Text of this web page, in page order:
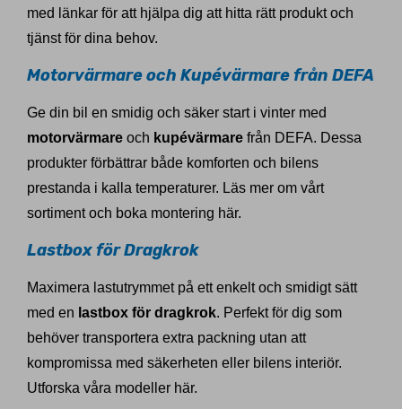
med länkar för att hjälpa dig att hitta rätt produkt och
tjänst för dina behov.
Motorvärmare och Kupévärmare från DEFA
Ge din bil en smidig och säker start i vinter med
motorvärmare och kupévärmare från DEFA. Dessa
produkter förbättrar både komforten och bilens
prestanda i kalla temperaturer. Läs mer om vårt
sortiment och boka montering här.
Lastbox för Dragkrok
Maximera lastutrymmet på ett enkelt och smidigt sätt
med en lastbox för dragkrok. Perfekt för dig som
behöver transportera extra packning utan att
kompromissa med säkerheten eller bilens interiör.
Utforska våra modeller här.